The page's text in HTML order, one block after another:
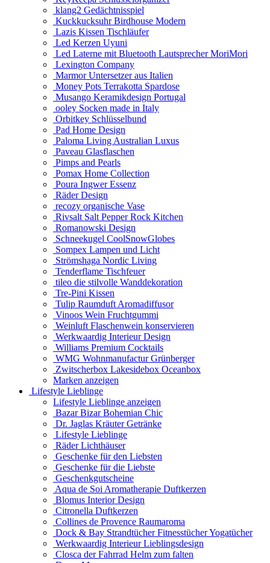
klang2 Gedächtnisspiel
Kuckkucksuhr Birdhouse Modern
Lazis Kissen Tischläufer
Led Kerzen Uyuni
Led Laterne mit Bluetooth Lautsprecher MoriMori
Lexington Company
Marmor Untersetzer aus Italien
Money Pots Terrakotta Spardose
Musango Keramikdesign Portugal
ooley Socken made in Italy
Orbitkey Schlüsselbund
Pad Home Design
Paloma Living Australian Luxus
Paveau Glasflaschen
Pimps and Pearls
Pomax Home Collection
Poura Ingwer Essenz
Räder Design
recozy organische Vase
Rivsalt Salt Pepper Rock Kitchen
Romanowski Design
Schneekugel CoolSnowGlobes
Sompex Lampen und Licht
Strömshaga Nordic Living
Tenderflame Tischfeuer
tileo die stilvolle Wanddekoration
Tre-Pini Kissen
Tulip Raumduft Aromadiffusor
Vinoos Wein Fruchtgummi
Weinluft Flaschenwein konservieren
Werkwaardig Interieur Design
Williams Premium Cocktails
WMG Wohnmanufactur Grünberger
Zwitscherbox Lakesidebox Oceanbox
Marken anzeigen
Lifestyle Lieblinge
Lifestyle Lieblinge anzeigen
Bazar Bizar Bohemian Chic
Dr. Jaglas Kräuter Getränke
Lifestyle Lieblinge
Räder Lichthäuser
Geschenke für den Liebsten
Geschenke für die Liebste
Geschenkgutscheine
Aqua de Soi Aromatherapie Duftkerzen
Blomus Interior Design
Citronella Duftkerzen
Collines de Provence Raumaroma
Dock & Bay Strandtücher Fitnesstücher Yogatücher
Werkwaardig Interieur Lieblingsdesign
Closca der Fahrrad Helm zum falten